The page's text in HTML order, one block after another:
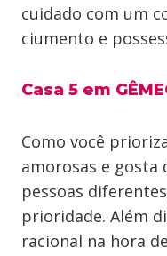
cuidado com um
ciumento e
Casa 5 em
Como você
amorosas e gosta
pessoas
prioridade. Além
racional na hora